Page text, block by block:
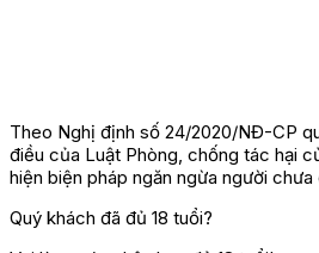
Theo Nghị định số 24/2020/NĐ-CP
điều của Luật Phòng, chống tác hại
hiện biện pháp ngăn ngừa người
Quý khách đã đủ 18 tuổi?